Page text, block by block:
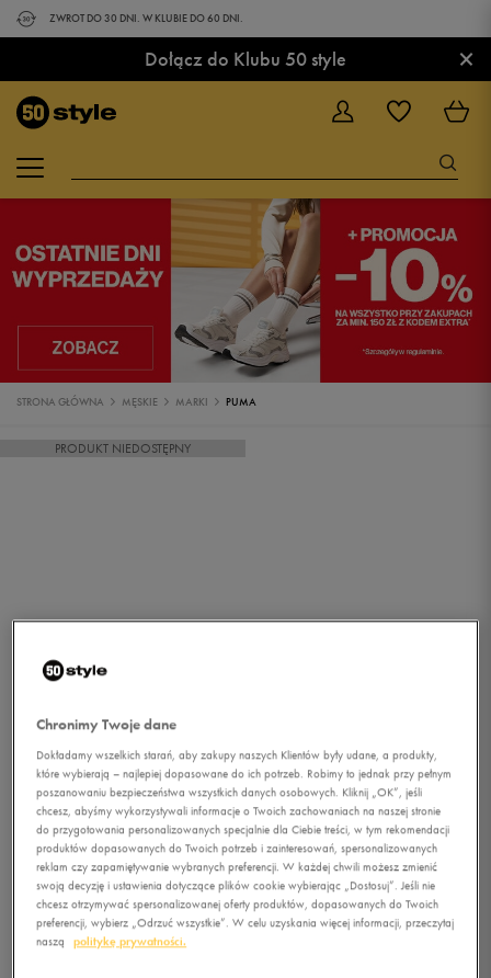
ZWROT DO 30 DNI. W KLUBIE DO 60 DNI.
Dołącz do Klubu 50 style ×
STRONA GŁÓWNA MĘSKIE MARKI PUMA
PRODUKT NIEDOSTĘPNY
Chronimy Twoje dane
Dokładamy wszelkich starań, aby zakupy naszych Klientów były udane, a produkty,
które wybierają – najlepiej dopasowane do ich potrzeb. Robimy to jednak przy pełnym
poszanowaniu bezpieczeństwa wszystkich danych osobowych. Kliknij „OK”, jeśli
chcesz, abyśmy wykorzystywali informacje o Twoich zachowaniach na naszej stronie
do przygotowania personalizowanych specjalnie dla Ciebie treści, w tym rekomendacji
produktów dopasowanych do Twoich potrzeb i zainteresowań, spersonalizowanych
reklam czy zapamiętywanie wybranych preferencji. W każdej chwili możesz zmienić
swoją decyzję i ustawienia dotyczące plików cookie wybierając „Dostosuj”. Jeśli nie
chcesz otrzymywać spersonalizowanej oferty produktów, dopasowanych do Twoich
preferencji, wybierz „Odrzuć wszystkie”. W celu uzyskania więcej informacji, przeczytaj
naszą
politykę prywatności.